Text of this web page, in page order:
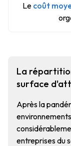
Le coût
La
surface
Après la
entreprises du